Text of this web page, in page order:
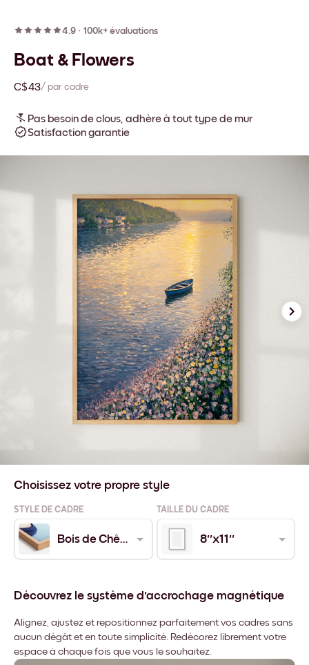
4.9 · 100k+ évaluations
Boat & Flowers
C$43/ par cadre
Pas besoin de clous, adhère à tout type de mur
Satisfaction garantie
Choisissez votre propre style
STYLE DE CADRE TAILLE DU CADRE
Bois de Chêne 8''x11''
Découvrez le système d'accrochage magnétique
Alignez, ajustez et repositionnez parfaitement vos cadres sans
aucun dégât et en toute simplicité. Redécorez librement votre
espace à chaque fois que vous le souhaitez.